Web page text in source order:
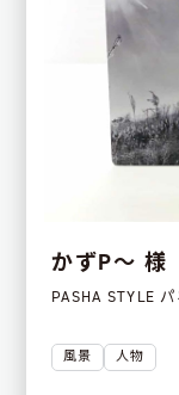
かずP〜 様
PASHA STYLE
風景 人物